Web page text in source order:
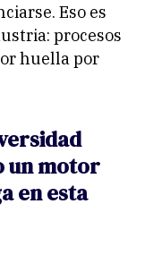
Eso es
procesos
huella por
un motor
en esta